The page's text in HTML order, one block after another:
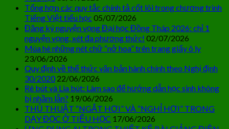
Tổng hợp các quy tắc chính tả cốt lõi trong chương trình
Tiếng Việt tiểu học 05/07/2026
Đăng ký nguyện vọng Đại học Đồng Tháp 2026: chỉ 1
nguyện vọng, xét đa phương thức! 02/07/2026
Mùa hè những nét chữ “nở hoa” trên trang giấy ô ly
23/06/2026
Quy định về thể thức văn bản hành chính theo Nghị định
30/2020 22/06/2026
Rê bút và Lia bút: Làm sao để hướng dẫn học sinh không
bị nhầm lẫn? 19/06/2026
THỦ THUẬT “NGẮT HƠI” VÀ “NGHỈ HƠI” TRONG
DẠY ĐỌC Ở TIỂU HỌC 17/06/2026